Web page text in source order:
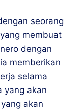
seorang
membuat
dengan
memberikan
selama
yang akan
akan